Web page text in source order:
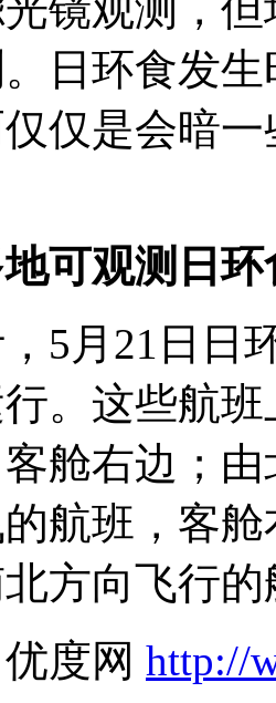
镜观测，
日环食发
仅是会暗
观测日环
月21日日环
。这些航
舱右边；
航班，客
方向飞行
度网 http://